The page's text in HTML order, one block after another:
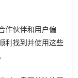
作伙伴和用户偏
利找到并使用这些